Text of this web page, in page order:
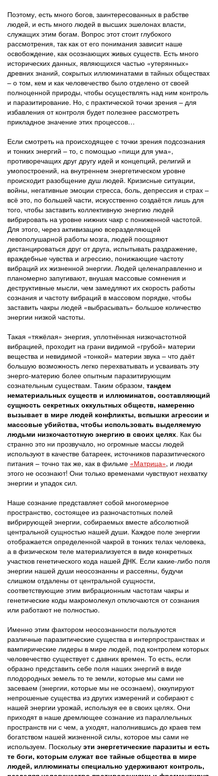
Поэтому, есть много богов, заинтересованных в рабстве
людей, и есть много людей в высших эшелонах власти,
служащих этим богам. Вопрос этот стоит глубокого
рассмотрения, так как от его понимания зависит наше
освобождение, как осознающих живых существ. Есть много
исторических данных, являющихся частью «утерянных»
древних знаний, сокрытых иллюминатами в тайных обществах
– о том, кем и как человечество было отделено от своей
полноценной природы, чтобы осуществлять над ним контроль
и паразитирование. Но, с практической точки зрения – для
избавления от контроля будет полезнее рассмотреть
прикладное значение этих процессов…
Если смотреть на происходящее с точки зрения подсознания
и тонких энергий – то, с помощью «пищи для ума»,
противоречащих друг другу идей и концепций, религий и
умопостроений, на внутреннем энергетическом уровне
происходит разобщение душ людей. Кризисные ситуации,
войны, негативные эмоции стресса, боль, депрессия и страх –
всё это, по большей части, искусственно создаётся лишь для
того, чтобы заставить коллективную энергию людей
вибрировать на уровне нижних чакр с пониженной частотой.
Для этого, через активизацию всеразделяющей
левополушарной работы мозга, людей поощряют
дистанцироваться друг от друга, испытывать раздражение,
враждебные чувства и агрессию, понижающие частоту
вибраций их жизненной энергии. Людей целенаправленно и
планомерно запугивают, внушая массовые сомнения и
деструктивные мысли, чем замедляют их скорость работы
сознания и частоту вибраций в массовом порядке, чтобы
заставить чакры людей «выбрасывать» большое количество
энергии низкой частоты.
Такая «тяжёлая» энергия, уплотнённая низкочастотной
вибрацией, проходит на грани видимой «грубой» материи
вещества и невидимой «тонкой» материи звука – что даёт
большую возможность легко перехватывать и усваивать эту
энерго-материю более опытным паразитирующим
сознательным существам. Таким образом, тандем
нематериальных существ и иллюминатов, составляющий
сущность секретных оккультных обществ, намеренно
вызывает в мире людей конфликты, вспышки агрессии и
массовые убийства, чтобы использовать выделяемую
людьми низкочастотную энергию в своих целях. Как бы
странно это ни прозвучало, но огромные массы людей
используют в качестве батареек, источников паразитического
питания – точно так же, как в фильме «Матрица», и люди
этого не осознают! Они только временами чувствуют нехватку
энергии и упадок сил.
Наше сознание представляет собой многомерное
пространство, состоящее из разночастотных полей
вибрирующей энергии, собираемых вместе абсолютной
центральной сущностью нашей души. Каждое поле энергии
отображается определенной чакрой в тонких телах человека,
а в физическом теле материализуется в виде конкретных
участков генетического кода нашей ДНК. Если какие-либо поля
энергии нашей души неосознанны и рассеяны, будучи
слишком отдалены от центральной сущности,
соответствующие этим вибрационным частотам чакры и
генетические коды макромолекул отключаются от сознания
или работают не полностью.
Именно этим фактором неосознанности пользуются
различные паразитические существа в интерпространствах и
вампирические лидеры в мире людей, под контролем которых
человечество существует с давних времен. То есть, если
образно представить себе поля наших энергий в виде
плодородных земель то те земли, которые мы сами не
засеваем (энергии, которые мы не осознаем), оккупируют
непрошеные существа из других измерений и собирают с
нашей энергии урожай, используя ее в своих целях. Они
приходят в наше дремлющее сознание из параллельных
пространств ни с чем, а уходят, наполнившись до краев тем
богатством нашей жизненной силы, которое мы сами не
используем. Поскольку эти энергетические паразиты и есть
те боги, которым служат все тайные общества в мире
людей, иллюминаты специально удерживают контроль,